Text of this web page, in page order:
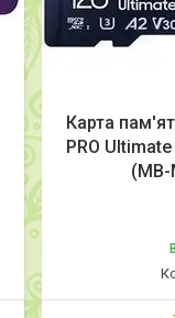
Карта
PRO
(MB-